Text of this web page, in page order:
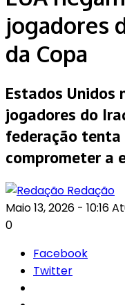
jogadores
da Copa
Estados Unidos
jogadores do
federação
comprometer a
Redação
Maio 13, 2026 - 10:16
0
Facebook
Twitter